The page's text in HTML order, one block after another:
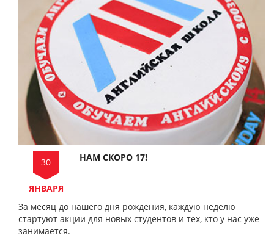
30
ЯНВАРЯ
НАМ СКОРО 17!
За месяц до нашего дня рождения, каждую неделю
стартуют акции для новых студентов и тех, кто у нас уже
занимается.